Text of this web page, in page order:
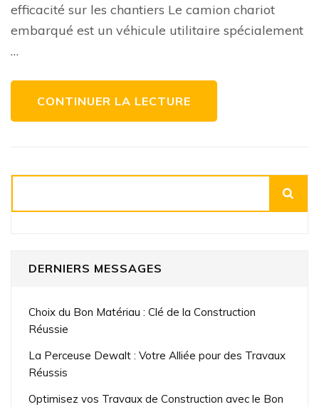
la
polyvalente
efficacité sur les chantiers Le camion chariot
embarqué est un véhicule utilitaire spécialement
…
CONTINUER LA LECTURE
DERNIERS MESSAGES
Choix du Bon Matériau : Clé de la Construction
Réussie
La Perceuse Dewalt : Votre Alliée pour des Travaux
Réussis
Optimisez vos Travaux de Construction avec le Bon